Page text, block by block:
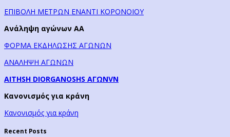
ΕΠΙΒΟΛΗ ΜΕΤΡΩΝ ΕΝΑΝΤΙ ΚΟΡΟΝΟΙΟΥ
Ανάληψη αγώνων ΑΑ
ΦΟΡΜΑ ΕΚΔΗΛΩΣΗΣ ΑΓΩΝΩΝ
ΑΝΑΛΗΨΗ ΑΓΩΝΩΝ
AITHSH DIORGANOSHS ΑΓΩΝVN
Κανονισμός για κράνη
Κανονισμός για κράνη
Recent Posts